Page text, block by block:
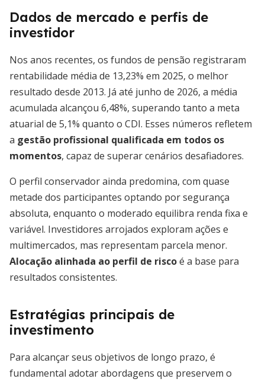
Dados de mercado e perfis de
investidor
Nos anos recentes, os fundos de pensão registraram
rentabilidade média de 13,23% em 2025, o melhor
resultado desde 2013. Já até junho de 2026, a média
acumulada alcançou 6,48%, superando tanto a meta
atuarial de 5,1% quanto o CDI. Esses números refletem
a gestão profissional qualificada em todos os
momentos, capaz de superar cenários desafiadores.
O perfil conservador ainda predomina, com quase
metade dos participantes optando por segurança
absoluta, enquanto o moderado equilibra renda fixa e
variável. Investidores arrojados exploram ações e
multimercados, mas representam parcela menor.
Alocação alinhada ao perfil de riscoé a base para
resultados consistentes.
Estratégias principais de
investimento
Para alcançar seus objetivos de longo prazo, é
fundamental adotar abordagens que preservem o